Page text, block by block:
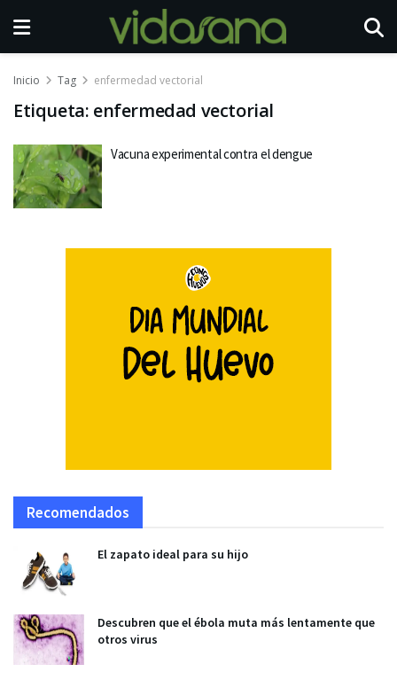
Inicio Tag enfermedad vectorial
Etiqueta: enfermedad vectorial
Vacuna experimental contra el dengue
Recomendados
El zapato ideal para su hijo
Descubren que el ébola muta más lentamente que
otros virus